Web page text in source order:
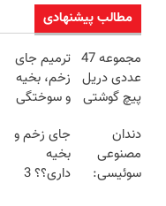
مطالب پیشنهادی
مجموعه 47
عددی دریل
پیچ گوشتی
(تخفیف به
مدت
محدود)
ترمیم جای
زخم، بخیه
و سوختگی
هفته!!😍
دندان
مصنوعی
سوئیسی:
جای زخم و
بخیه
داری؟؟ 3